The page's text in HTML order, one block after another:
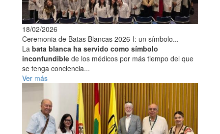
18/02/2026
Ceremonia de Batas Blancas 2026-I: un símbolo...
La bata blanca ha servido como símbolo
inconfundible de los médicos por más tiempo del que
se tenga conciencia...
Ver más